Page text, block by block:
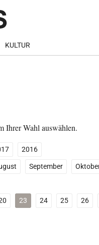
KULTUR
Ihrer Wahl auswählen.
2016
September
23 24 25 26